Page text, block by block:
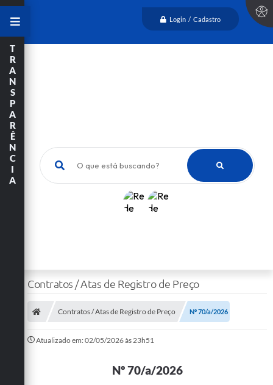
Login / Cadastro
O que está buscando?
T
R
A
N
S
P
A
R
Ê
N
C
I
A
Contratos / Atas de Registro de Preço
Contratos / Atas de Registro de Preço Nº 70/a/2026
Atualizado em: 02/05/2026 às 23h51
Nº 70/a/2026